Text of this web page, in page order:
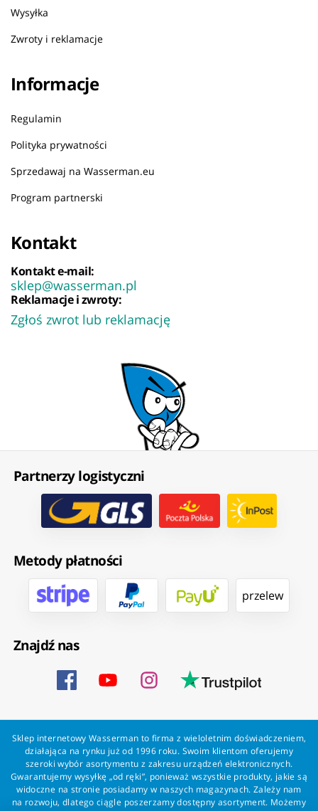
Wysyłka
Zwroty i reklamacje
Informacje
Regulamin
Polityka prywatności
Sprzedawaj na Wasserman.eu
Program partnerski
Kontakt
Kontakt e-mail:
sklep@wasserman.pl
Reklamacje i zwroty:
Zgłoś zwrot lub reklamację
Partnerzy logistyczni
Metody płatności
przelew
Znajdź nas
Sklep internetowy Wasserman to firma z wieloletnim doświadczeniem,
działająca na rynku już od 1996 roku. Swoim klientom oferujemy
szeroki wybór asortymentu z zakresu urządzeń elektronicznych.
Gwarantujemy wysyłkę „od ręki”, ponieważ wszystkie produkty, jakie są
widoczne na stronie posiadamy w naszych magazynach. Zależy nam
na rozwoju, dlatego ciągle poszerzamy dostępny asortyment. Możemy